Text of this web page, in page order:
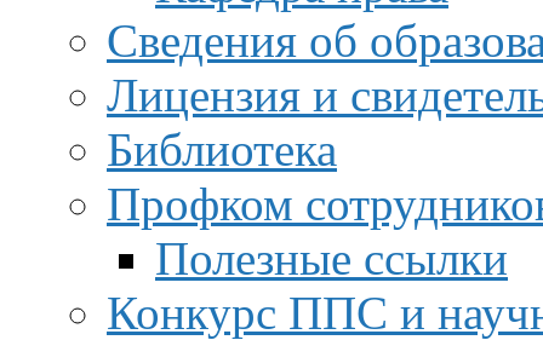
Сведения об
Лицензия и
Библиотека
Профком
Полезные ссылки
Конкурс ППС и